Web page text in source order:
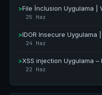
>File İnclusion Uygulama |
25 Haz
>IDOR Insecure Uygulama |
24 Haz
>XSS injection Uygulama –
22 Haz